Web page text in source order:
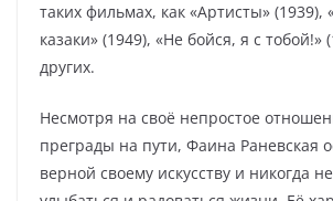
таких фильмах, как «Артисты» (1939),
казаки» (1949), «Не бойся, я с тобой!»
других.
Несмотря на своё непростое
преграды на пути, Фаина Раневская
верной своему искусству и никогда